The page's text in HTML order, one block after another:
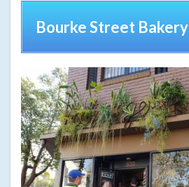
Bourke Street Bakery